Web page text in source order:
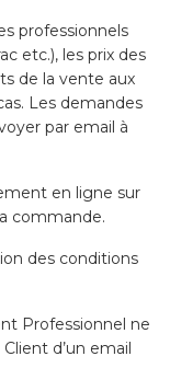
professionnels
etc.), les prix des
de la vente aux
Les demandes
par email à
en ligne sur
commande.
des conditions
Professionnel ne
d’un email